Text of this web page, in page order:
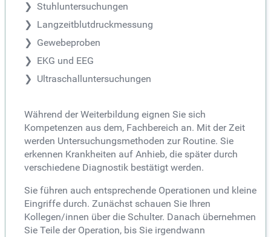
Stuhluntersuchungen
Langzeitblutdruckmessung
Gewebeproben
EKG und EEG
Ultraschalluntersuchungen
Während der Weiterbildung eignen Sie sich
Kompetenzen aus dem, Fachbereich an. Mit der Zeit
werden Untersuchungsmethoden zur Routine. Sie
erkennen Krankheiten auf Anhieb, die später durch
verschiedene Diagnostik bestätigt werden.
Sie führen auch entsprechende Operationen und kleine
Eingriffe durch. Zunächst schauen Sie Ihren
Kollegen/innen über die Schulter. Danach übernehmen
Sie Teile der Operation, bis Sie irgendwann